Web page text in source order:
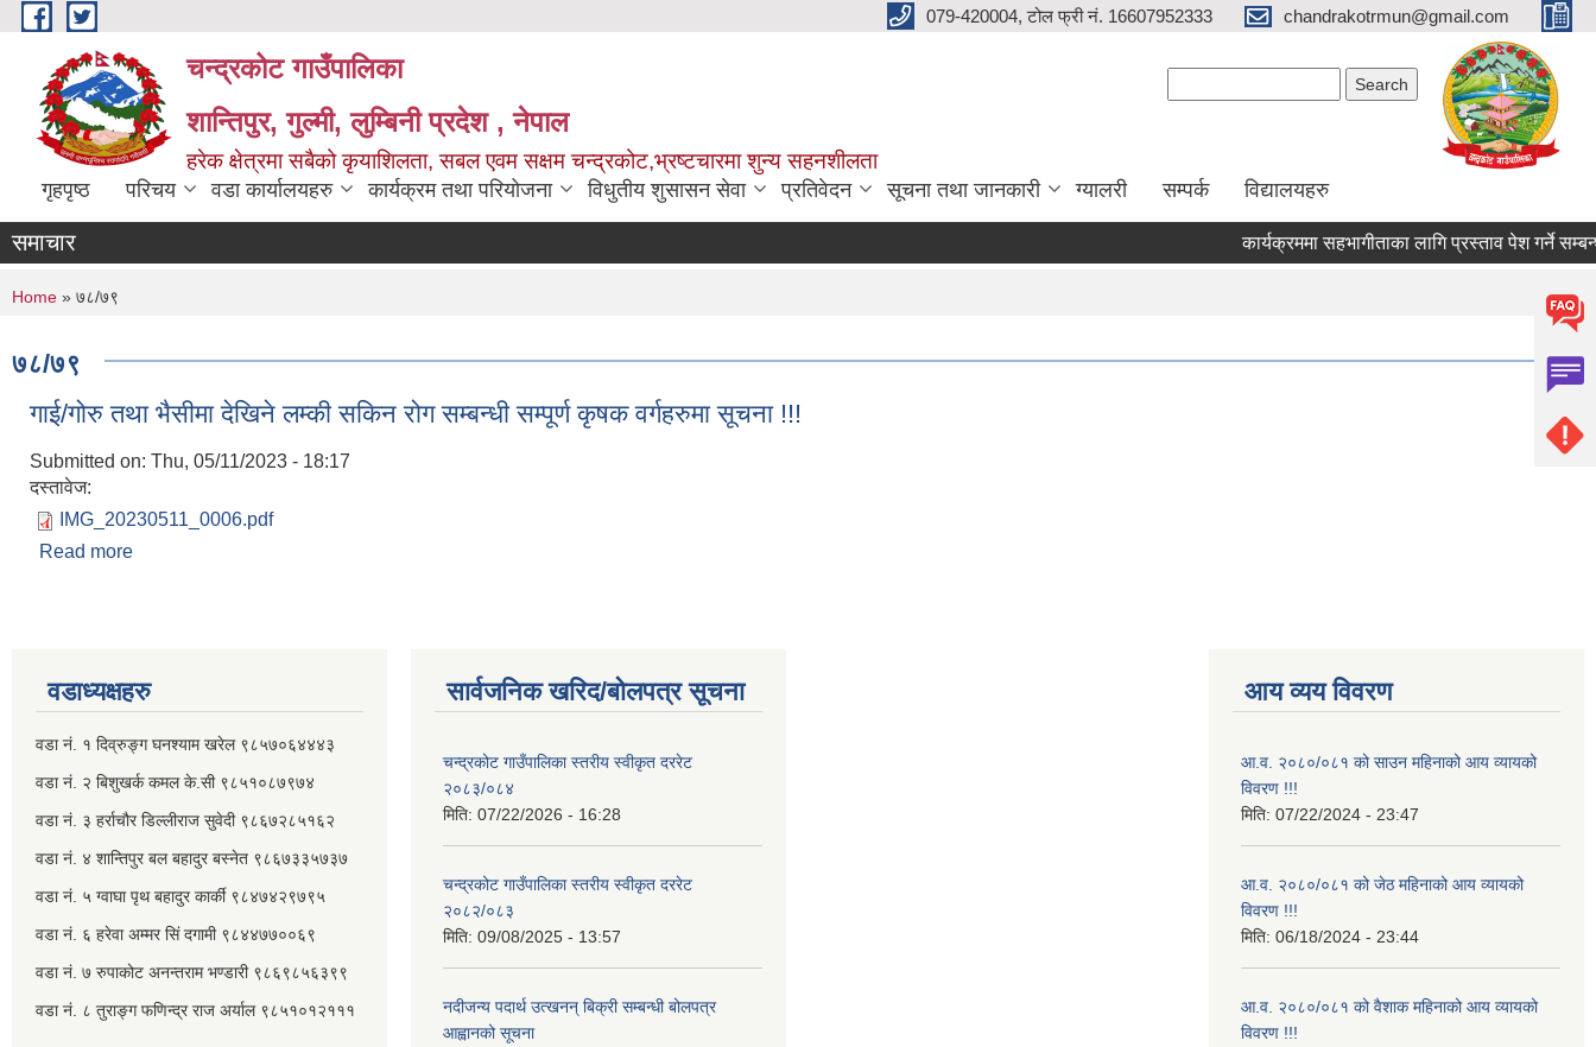
Skip to main content 079-420004, टोल फ्री नं. 16607952333 chandrakotrmun@gmail.com
चन्द्रकोट गाउँपालिका
शान्तिपुर, गुल्मी, लुम्बिनी प्रदेश , नेपाल
हरेक क्षेत्रमा सबैको कृयाशिलता, सबल एवम सक्षम चन्द्रकोट,भ्रष्टचारमा शुन्य सहनशीलता
गृहपृष्ठ परिचय वडा कार्यालयहरु कार्यक्रम तथा परियोजना विधुतीय शुसासन सेवा प्रतिवेदन सूचना तथा जानकारी ग्यालरी सम्पर्क विद्यालयहरु
समाचार कार्यक्रममा सहभागीताका लागि प्रस्ताव पेश गर्ने
You are here
Home » ७८/७९
७८/७९
गाई/गोरु तथा भैसीमा देखिने लम्की सकिन रोग सम्बन्धी सम्पूर्ण कृषक वर्गहरुमा सूचना !!!
Submitted on: Thu, 05/11/2023 - 18:17
दस्तावेज:
IMG_20230511_0006.pdf
Read more
वडाध्यक्षहरु
वडा नं. १ दिव्रुङ्ग घनश्याम खरेल ९८५७०६४४४३
वडा नं. २ ‌‍बिशुखर्क कमल के.सी ९८५१०८७९७४
वडा नं. ३ हर्राचौर डिल्लीराज सुवेदी ९८६७२८५१६२
वडा नं. ४ शान्तिपुर बल बहादुर बस्नेत​ ९८६७३३५७३७
वडा नं. ५ ग्वाघा पृथ बहादुर कार्की ९८४७४२९७९५
वडा नं. ६ हरेवा अम्मर सिं दगामी​ ९८४४७७००६९
वडा नं. ७ ‌‍रुपाकोट अनन्तराम भण्डारी ९८६९८५६३९९
वडा नं. ८ तुराङ्ग फणिन्द्र राज अर्याल ९८५१०१२१११
सार्वजनिक खरिद/बोलपत्र सूचना
चन्द्रकोट गाउँपालिका स्तरीय स्वीकृत दररेट
२०८३/०८४
मिति: 07/22/2026 - 16:28
चन्द्रकोट गाउँपालिका स्तरीय स्वीकृत दररेट
२०८२/०८३
मिति: 09/08/2025 - 13:57
नदीजन्य पदार्थ उत्खनन् बिक्री सम्बन्धी बोलपत्र
आह्वानको सूचना
आय व्यय विवरण
आ.व. २०८०/०८१ को साउन महिनाको आय व्यायको
विवरण !!!
मिति: 07/22/2024 - 23:47
आ.व. २०८०/०८१ को जेठ महिनाको आय व्यायको
विवरण !!!
मिति: 06/18/2024 - 23:44
आ.व. २०८०/०८१ को वैशाक महिनाको आय व्यायको
विवरण !!!